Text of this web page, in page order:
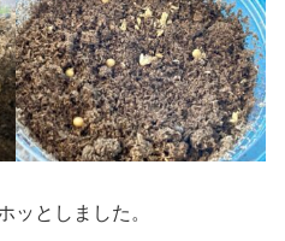
ッとしました。